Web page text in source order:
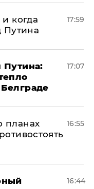
когда
Путина
17:59
Путина:
17:07
планах
16:55
16:44